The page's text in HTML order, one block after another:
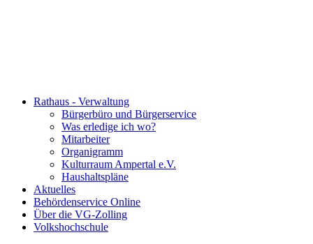
Rathaus - Verwaltung
Bürgerbüro und Bürgerservice
Was erledige ich wo?
Mitarbeiter
Organigramm
Kulturraum Ampertal e.V.
Haushaltspläne
Aktuelles
Behördenservice Online
Über die VG-Zolling
Volkshochschule